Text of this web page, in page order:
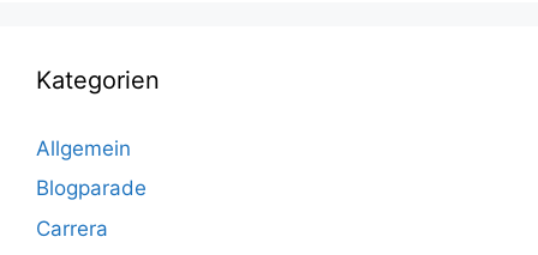
Kategorien
Allgemein
Blogparade
Carrera